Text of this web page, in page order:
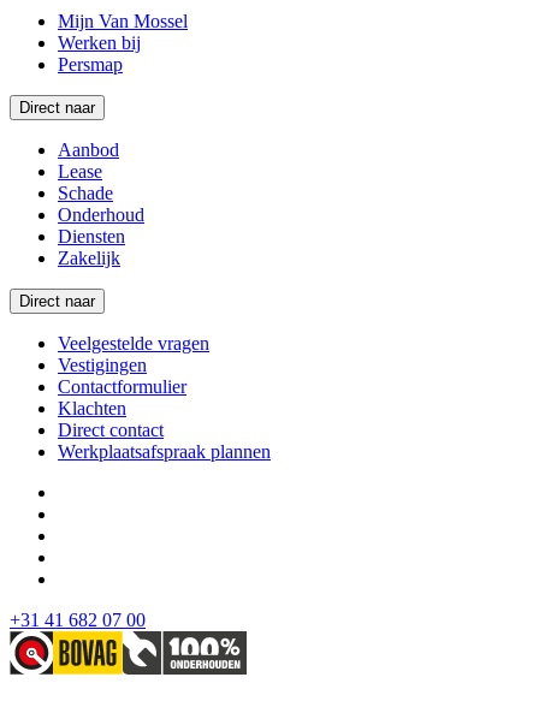
Mijn Van Mossel
Werken bij
Persmap
Direct naar
Aanbod
Lease
Schade
Onderhoud
Diensten
Zakelijk
Direct naar
Veelgestelde vragen
Vestigingen
Contactformulier
Klachten
Direct contact
Werkplaatsafspraak plannen
+31 41 682 07 00